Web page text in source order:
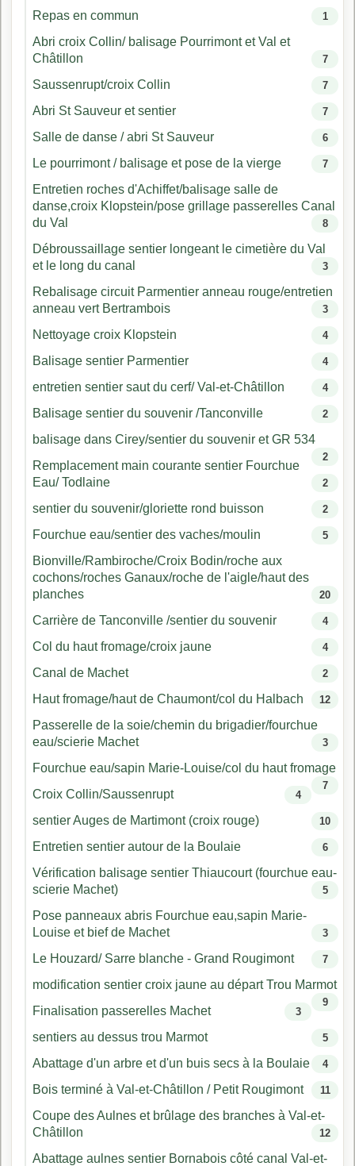
Repas en commun 1
Abri croix Collin/ balisage Pourrimont et Val et
Châtillon
7
Saussenrupt/croix Collin 7
Abri St Sauveur et sentier 7
Salle de danse / abri St Sauveur 6
Le pourrimont / balisage et pose de la vierge 7
Entretien roches d'Achiffet/balisage salle de
danse,croix Klopstein/pose grillage passerelles Canal
du Val
8
Débroussaillage sentier longeant le cimetière du Val
et le long du canal
3
Rebalisage circuit Parmentier anneau rouge/entretien
anneau vert Bertrambois
3
Nettoyage croix Klopstein 4
Balisage sentier Parmentier 4
entretien sentier saut du cerf/ Val-et-Châtillon 4
Balisage sentier du souvenir /Tanconville 2
balisage dans Cirey/sentier du souvenir et GR 534
2
Remplacement main courante sentier Fourchue
Eau/ Todlaine
2
sentier du souvenir/gloriette rond buisson 2
Fourchue eau/sentier des vaches/moulin 5
Bionville/Rambiroche/Croix Bodin/roche aux
cochons/roches Ganaux/roche de l'aigle/haut des
planches
20
Carrière de Tanconville /sentier du souvenir 4
Col du haut fromage/croix jaune 4
Canal de Machet 2
Haut fromage/haut de Chaumont/col du Halbach 12
Passerelle de la soie/chemin du brigadier/fourchue
eau/scierie Machet
3
Fourchue eau/sapin Marie-Louise/col du haut fromage
7
Croix Collin/Saussenrupt 4
sentier Auges de Martimont (croix rouge) 10
Entretien sentier autour de la Boulaie 6
Vérification balisage sentier Thiaucourt (fourchue eau-
scierie Machet)
5
Pose panneaux abris Fourchue eau,sapin Marie-
Louise et bief de Machet
3
Le Houzard/ Sarre blanche - Grand Rougimont 7
modification sentier croix jaune au départ Trou Marmot
9
Finalisation passerelles Machet 3
sentiers au dessus trou Marmot 5
Abattage d'un arbre et d'un buis secs à la Boulaie 4
Bois terminé à Val-et-Châtillon / Petit Rougimont 11
Coupe des Aulnes et brûlage des branches à Val-et-
Châtillon
12
Abattage aulnes sentier Bornabois côté canal Val-et-